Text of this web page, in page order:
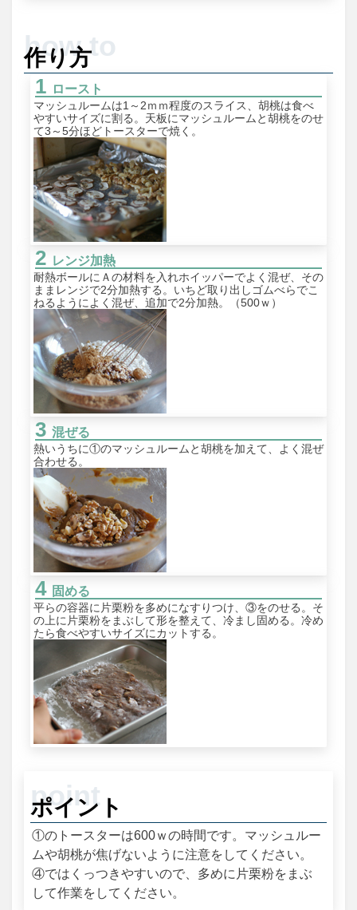
作り方
ロースト
マッシュルームは1～2ｍｍ程度のスライス、胡桃は食べ
やすいサイズに割る。天板にマッシュルームと胡桃をのせ
て3～5分ほどトースターで焼く。
レンジ加熱
耐熱ボールにＡの材料を入れホイッパーでよく混ぜ、その
ままレンジで2分加熱する。いちど取り出しゴムべらでこ
ねるようによく混ぜ、追加で2分加熱。（500ｗ）
混ぜる
熱いうちに①のマッシュルームと胡桃を加えて、よく混ぜ
合わせる。
固める
平らの容器に片栗粉を多めになすりつけ、③をのせる。そ
の上に片栗粉をまぶして形を整えて、冷まし固める。冷め
たら食べやすいサイズにカットする。
ポイント
①のトースターは600ｗの時間です。マッシュルー
ムや胡桃が焦げないように注意をしてください。
④ではくっつきやすいので、多めに片栗粉をまぶ
して作業をしてください。